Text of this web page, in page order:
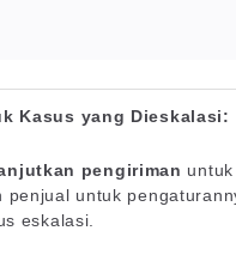
Kasus yang Dieskalasi:
pengiriman
penjual untuk
eskalasi.